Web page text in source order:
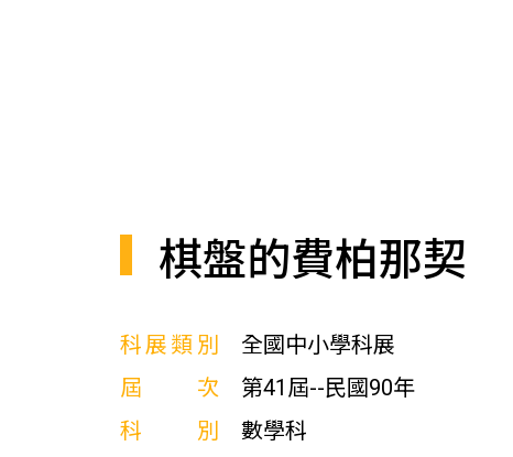
棋盤的費柏那契
科展類別
全國中小學科展
屆次
第41屆--民國90年
科別
數學科